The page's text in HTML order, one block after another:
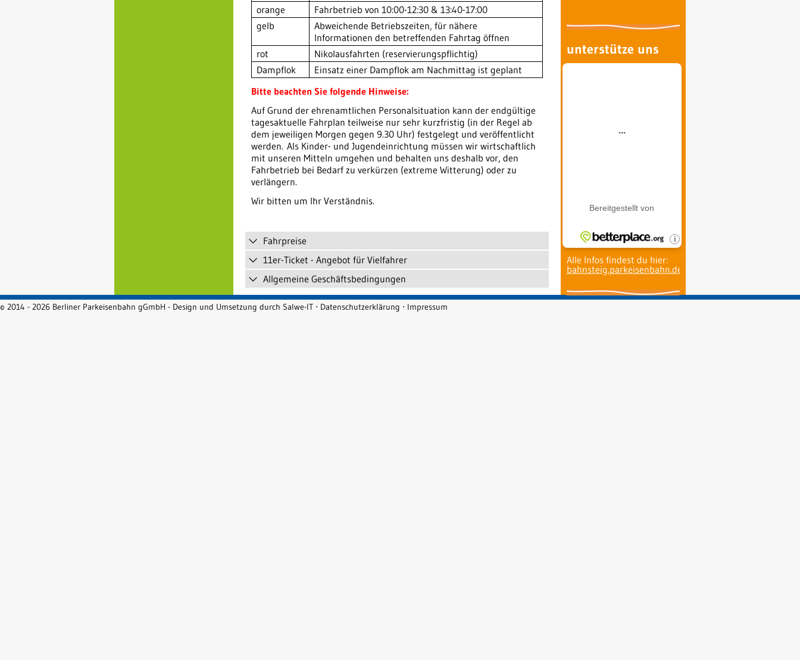
orange
Fahrbetrieb von 10:00-12:30 & 13:40-17:00
gelb
Abweichende Betriebszeiten, für nähere
Informationen den betreffenden Fahrtag öffnen
rot
Nikolausfahrten (reservierungspflichtig)
Dampflok
Einsatz einer Dampflok am Nachmittag ist geplant
Bitte beachten Sie folgende Hinweise:
Auf Grund der ehrenamtlichen Personalsituation kann der endgültige
tagesaktuelle Fahrplan teilweise nur sehr kurzfristig (in der Regel ab
dem jeweiligen Morgen gegen 9.30 Uhr) festgelegt und veröffentlicht
werden. Als Kinder- und Jugendeinrichtung müssen wir wirtschaftlich
mit unseren Mitteln umgehen und behalten uns deshalb vor, den
Fahrbetrieb bei Bedarf zu verkürzen (extreme Witterung) oder zu
verlängern.
Wir bitten um Ihr Verständnis.
Fahrpreise
11er-Ticket - Angebot für Vielfahrer
Allgemeine Geschäftsbedingungen
unterstütze uns
Alle Infos findest du hier:
bahnsteig.parkeisenbahn.de
© 2014 - 2026 Berliner Parkeisenbahn gGmbH - Design und Umsetzung durch Salwe-IT ⋅ Datenschutzerklärung ⋅ Impressum